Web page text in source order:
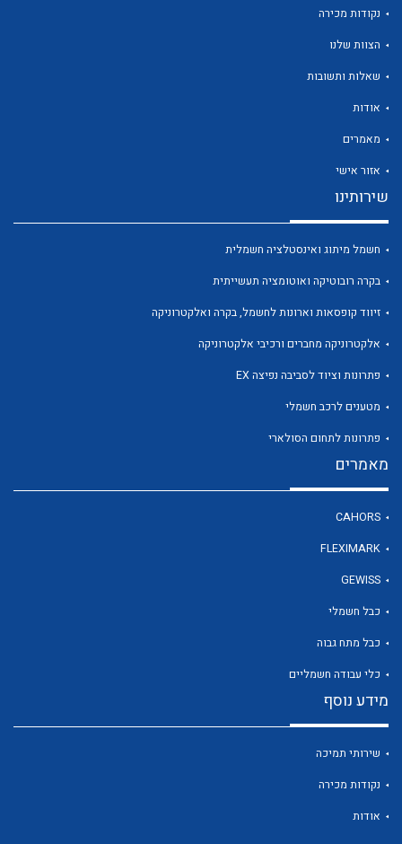
לכל מוצרי היצרן
נקודות מכירה
הצוות שלנו
שאלות ותשובות
אודות
מאמרים
אזור אישי
שירותינו
חשמל מיתוג ואינסטלציה חשמלית
בקרה רובוטיקה ואוטומציה תעשייתית
זיווד קופסאות וארונות לחשמל, בקרה ואלקטרוניקה
אלקטרוניקה מחברים ורכיבי אלקטרוניקה
פתרונות וציוד לסביבה נפיצה EX
מטענים לרכב חשמלי
פתרונות לתחום הסולארי
מאמרים
CAHORS
FLEXIMARK
GEWISS
כבל חשמלי
כבל מתח גבוה
כלי עבודה חשמליים
מידע נוסף
שירותי תמיכה
נקודות מכירה
אודות